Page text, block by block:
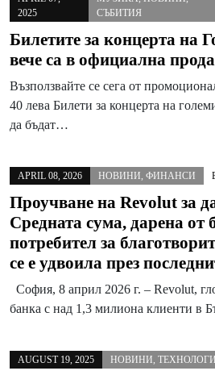
2025
СЪБИТИЯ
Билетите за концерта на
вече са в официална
Възползвайте се сега от
40 лева Билети за концерта на
да бъдат…
APRIL 08, 2026 НОВИНИ ФИНАНСИ
Проучване на Revolut за
Средната сума, дарена от
потребител за
се е удвоила през
София, 8 април 2026 г. – Revolut,
банка с над 1,3 милиона клиенти в
AUGUST 19, 2025 НОВИНИ